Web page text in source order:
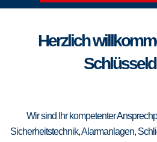
Herzlich
Wir sind Ihr kompetenter
Sicherheitstechnik, Alarmanlagen,